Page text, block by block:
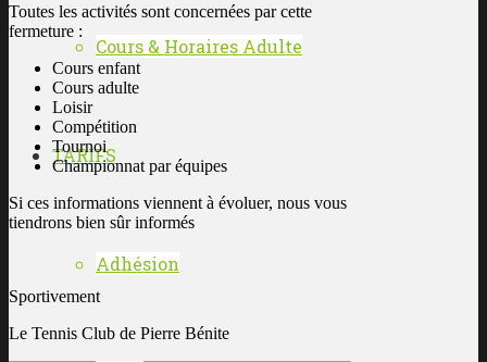
Cours & Horaires Adulte
TARIFS
Adhésion
Toutes les activités sont concernées par cette
fermeture :
Cours enfant
Cours adulte
Loisir
Compétition
Tournoi
Championnat par équipes
Si ces informations viennent à évoluer, nous vous
tiendrons bien sûr informés
Sportivement
Le Tennis Club de Pierre Bénite